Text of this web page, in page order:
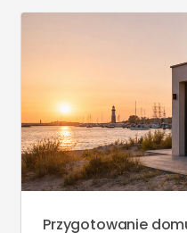
Przygotowanie